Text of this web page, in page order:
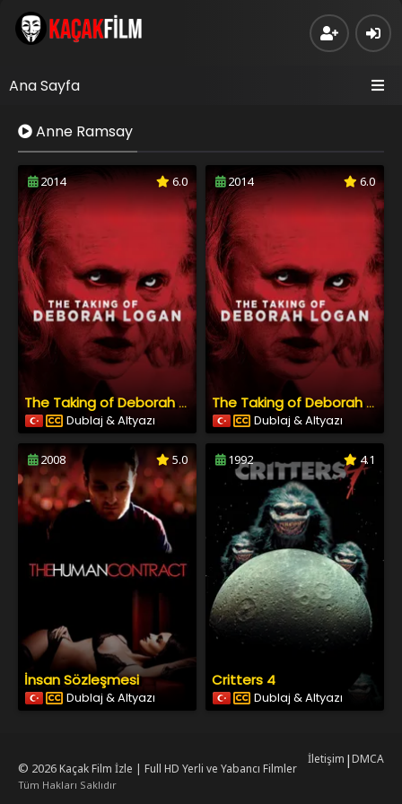
Ana Sayfa
Anne Ramsay
2014 6.0
The Taking of Deborah Logan
Dublaj & Altyazı
2014 6.0
The Taking of Deborah Logan
Dublaj & Altyazı
2008 5.0
İnsan Sözleşmesi
Dublaj & Altyazı
1992 4.1
Critters 4
Dublaj & Altyazı
© 2026Kaçak Film İzle | Full HD Yerli ve Yabancı Filmler
Tüm Hakları Saklıdır
İletişim |DMCA